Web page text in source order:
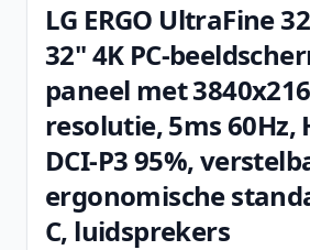
LG ERGO UltraFine
32" 4K PC-
paneel met
resolutie, 5ms 60Hz,
DCI-P3 95%,
ergonomische
C, luidsprekers